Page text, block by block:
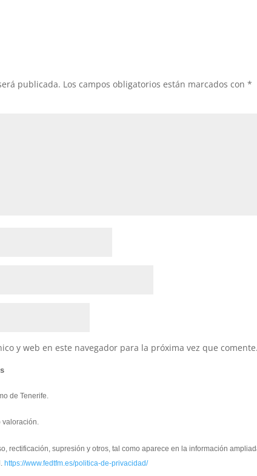
publicada. Los campos obligatorios están marcados con*
y web en este navegador para la próxima vez que comente.
de Tenerife.
valoración.
rectificación, supresión y otros, tal como aparece en la información
https://www.fedtfm.es/politica-de-privacidad/